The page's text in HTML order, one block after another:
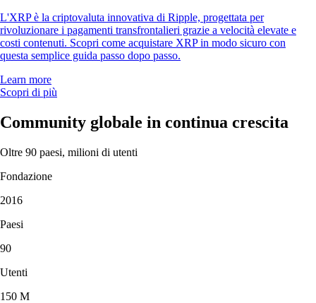
L'XRP è la criptovaluta innovativa di Ripple, progettata per
rivoluzionare i pagamenti transfrontalieri grazie a velocità elevate e
costi contenuti. Scopri come acquistare XRP in modo sicuro con
questa semplice guida passo dopo passo.
Learn more
Scopri di più
Community globale in continua crescita
Oltre 90 paesi, milioni di utenti
Fondazione
2016
Paesi
90
Utenti
150 M